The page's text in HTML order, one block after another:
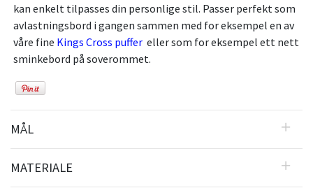
kan enkelt tilpasses din personlige stil. Passer perfekt som
avlastningsbord i gangen sammen med for eksempel en av
våre fine Kings Cross puffer eller som for eksempel ett nett
sminkebord på soverommet.
MÅL
MATERIALE